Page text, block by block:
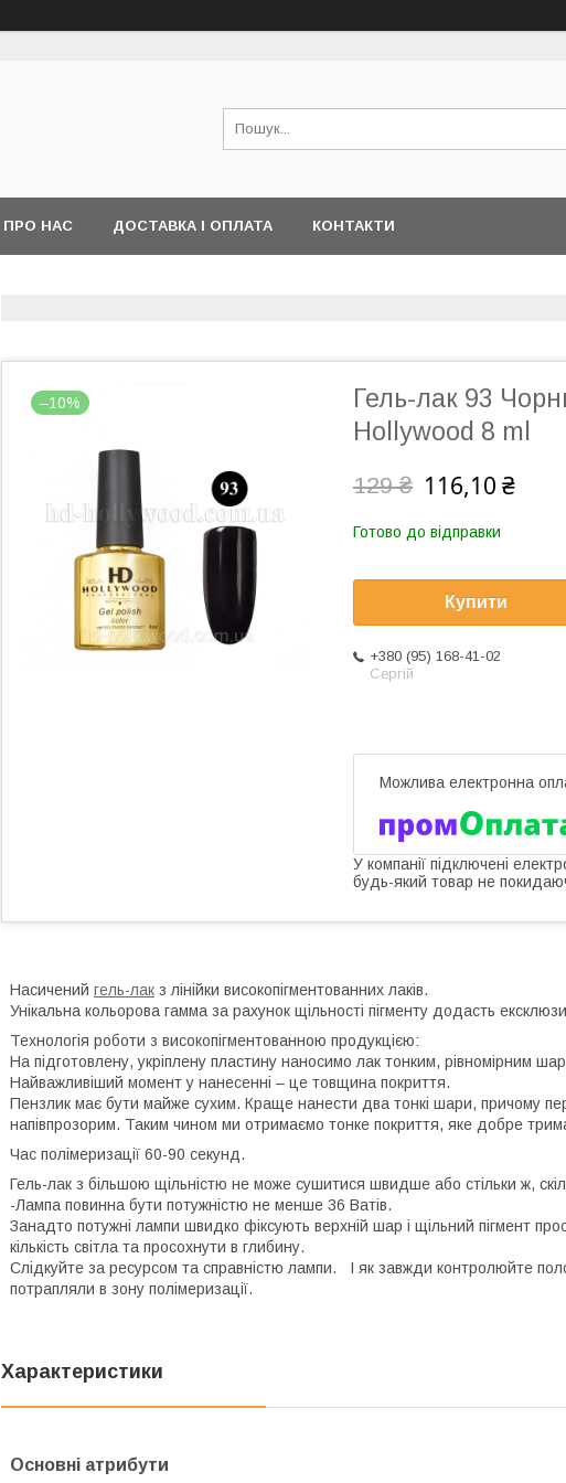
ПРО НАС ДОСТАВКА І ОПЛАТА КОНТАКТИ
–10%
Гель-лак 93
Hollywood 8 ml
129 ₴ 116,10 ₴
Готово до відправки
Купити
+380 (95) 168-41-02
Сергій
У компанії підключені
будь-який товар не
Насичений гель-лак з лінійки високопігментованних лаків.
Унікальна кольорова гамма за рахунок щільності пігменту додасть
Технологія роботи з високопігментованною продукцією:
На підготовлену, укріплену пластину наносимо лак тонким, рівномірним
Найважливіший момент у нанесенні – це товщина покриття.
Пензлик має бути майже сухим. Краще нанести два тонкі шари, причому
напівпрозорим. Таким чином ми отримаємо тонке покриття, яке добре
Час полімеризації 60-90 секунд.
Гель-лак з більшою щільністю не може сушитися швидше або стільки ж,
-Лампа повинна бути потужністю не менше 36 Ватів.
Занадто потужні лампи швидко фіксують верхній шар і щільний пігмент
кількість світла та просохнути в глибину.
Слідкуйте за ресурсом та справністю лампи. І як завжди контролюйте
потрапляли в зону полімеризації.
Характеристики
Основні атрибути